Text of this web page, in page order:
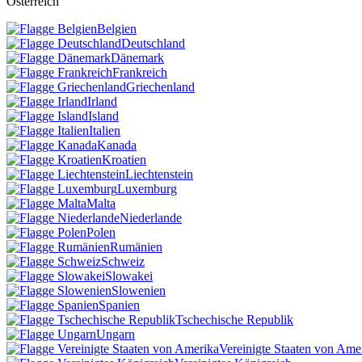
Belgien
Deutschland
Dänemark
Frankreich
Griechenland
Irland
Island
Italien
Kanada
Kroatien
Liechtenstein
Luxemburg
Malta
Niederlande
Polen
Rumänien
Schweiz
Slowakei
Slowenien
Spanien
Tschechische Republik
Ungarn
Vereinigte Staaten von